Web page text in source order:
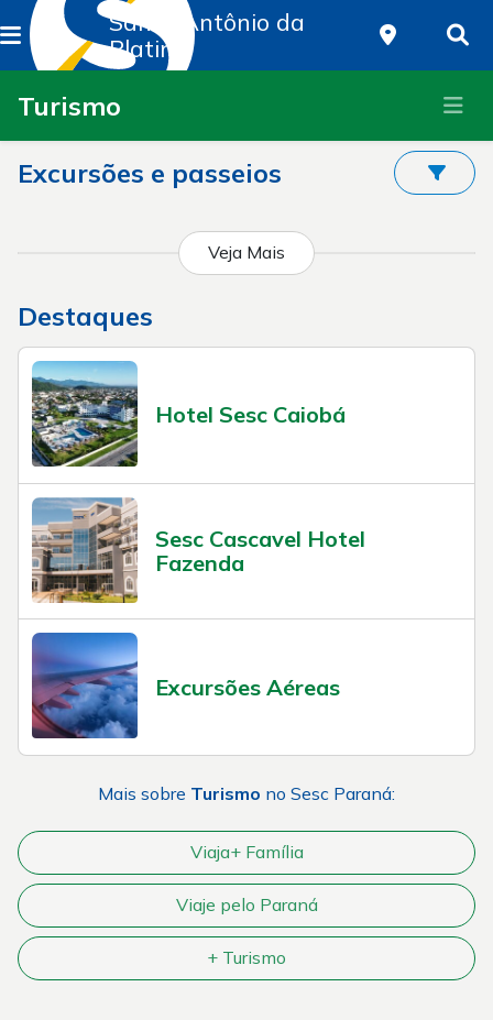
Santo Antônio da
Platina
Turismo
Excursões e passeios
Veja Mais
Destaques
Hotel Sesc Caiobá
Sesc Cascavel Hotel
Fazenda
Excursões Aéreas
Mais sobre Turismo no Sesc Paraná:
Viaja+ Família
Viaje pelo Paraná
+ Turismo